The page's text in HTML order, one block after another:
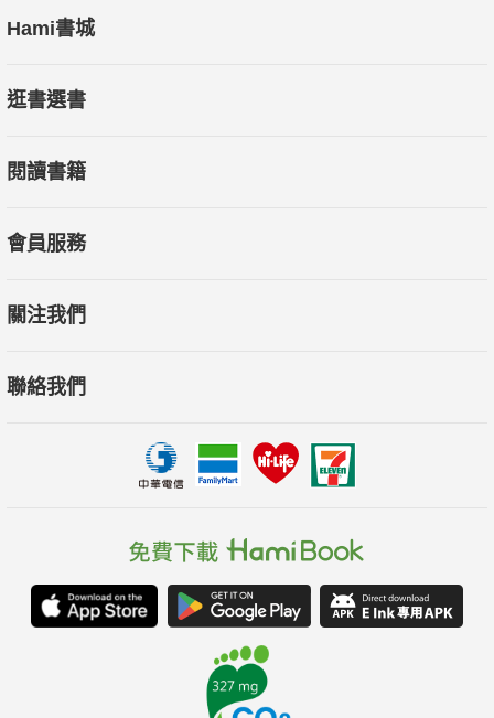
Hami書城
逛書選書
閱讀書籍
會員服務
關注我們
聯絡我們